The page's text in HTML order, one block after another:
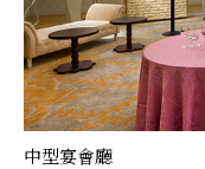
中型宴會廳